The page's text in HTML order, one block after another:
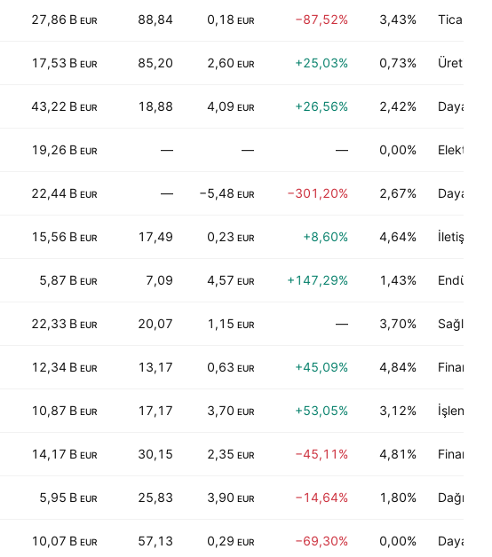
27,86 B EUR 88,84 0,18 EUR −87,52% 3,43% Ticari
17,53 B EUR 85,20 2,60 EUR +25,03% 0,73% Üretici
43,22 B EUR 18,88 4,09 EUR +26,56% 2,42%
19,26 B EUR — — — 0,00%
22,44 B EUR — −5,48 EUR −301,20% 2,67%
15,56 B EUR 17,49 0,23 EUR +8,60% 4,64% İletişim
5,87 B EUR 7,09 4,57 EUR +147,29% 1,43%
22,33 B EUR 20,07 1,15 EUR — 3,70% Sağlık
12,34 B EUR 13,17 0,63 EUR +45,09% 4,84% Finans
10,87 B EUR 17,17 3,70 EUR +53,05% 3,12%
14,17 B EUR 30,15 2,35 EUR −45,11% 4,81% Finans
5,95 B EUR 25,83 3,90 EUR −14,64% 1,80% Dağıtım
10,07 B EUR 57,13 0,29 EUR −69,30% 0,00%